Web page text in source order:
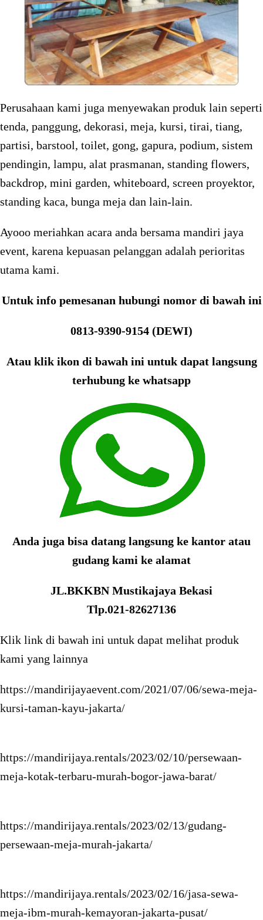
Perusahaan kami juga menyewakan produk lain seperti
tenda, panggung, dekorasi, meja, kursi, tirai, tiang,
partisi, barstool, toilet, gong, gapura, podium, sistem
pendingin, lampu, alat prasmanan, standing flowers,
backdrop, mini garden, whiteboard, screen proyektor,
standing kaca, bunga meja dan lain-lain.
Ayooo meriahkan acara anda bersama mandiri jaya
event, karena kepuasan pelanggan adalah perioritas
utama kami.
Untuk info pemesanan hubungi nomor di bawah ini
0813-9390-9154 (DEWI)
Atau klik ikon di bawah ini untuk dapat langsung
terhubung ke whatsapp
Anda juga bisa datang langsung ke kantor atau
gudang kami ke alamat
JL.BKKBN Mustikajaya Bekasi
Tlp.021-82627136
Klik link di bawah ini untuk dapat melihat produk
kami yang lainnya
https://mandirijayaevent.com/2021/07/06/sewa-meja-
kursi-taman-kayu-jakarta/
https://mandirijaya.rentals/2023/02/10/persewaan-
meja-kotak-terbaru-murah-bogor-jawa-barat/
https://mandirijaya.rentals/2023/02/13/gudang-
persewaan-meja-murah-jakarta/
https://mandirijaya.rentals/2023/02/16/jasa-sewa-
meja-ibm-murah-kemayoran-jakarta-pusat/